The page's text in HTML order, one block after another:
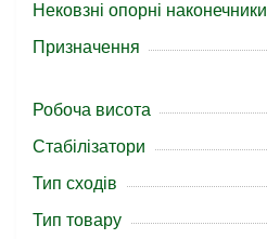
Нековзні опорні наконечники
Призначення
Робоча висота
Стабілізатори
Тип сходів
Тип товару